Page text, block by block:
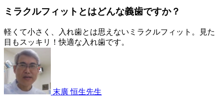
ミラクルフィットとはどんな義歯ですか？
軽くて小さく、入れ歯とは思えないミラクルフィット。見た
目もスッキリ！快適な入れ歯です。
末廣 恒生先生